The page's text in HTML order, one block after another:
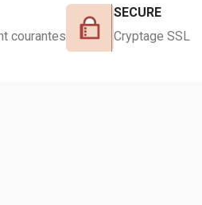
courantes
SECURE
Cryptage SSL